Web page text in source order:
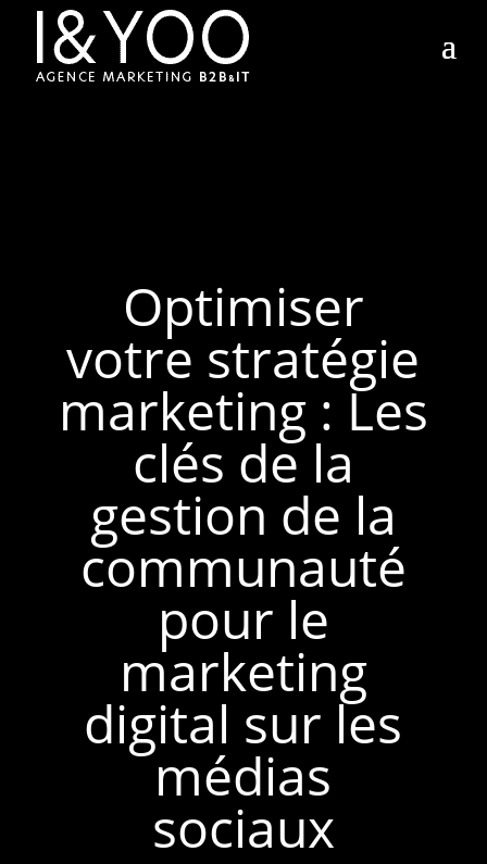
Optimiser
votre stratégie
marketing : Les
clés de la
gestion de la
communauté
pour le
marketing
digital sur les
médias
sociaux